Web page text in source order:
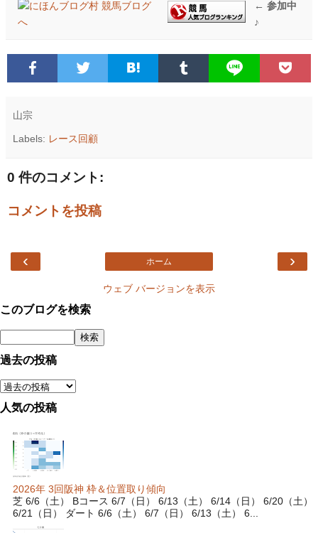
← 参加中
♪
山宗
Labels: レース回顧
0 件のコメント:
コメントを投稿
‹ ›
ホーム
ウェブ バージョンを表示
このブログを検索
過去の投稿
人気の投稿
2026年 3回阪神 枠＆位置取り傾向
芝 6/6（土） Bコース 6/7（日） 6/13（土） 6/14（日） 6/20（土）
6/21（日） ダート 6/6（土） 6/7（日） 6/13（土） 6...